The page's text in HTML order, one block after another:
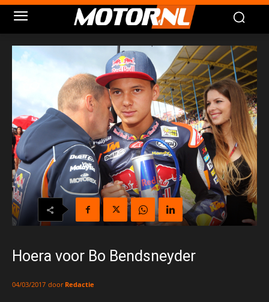
Hoera voor Bo Bendsneyder
04/03/2017 door Redactie